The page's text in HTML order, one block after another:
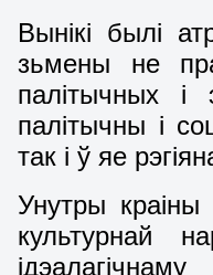
Вынікі былі
зьмены не
палітычных і
палітычны і
так і ў яе
Унутры краіны
культурнай